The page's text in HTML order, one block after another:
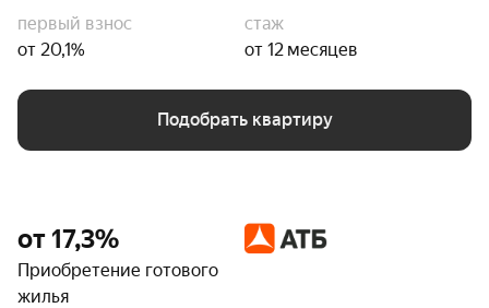
первый взнос
от 20,1%
стаж
от 12 месяцев
Подобрать квартиру
от 17,3%
Приобретение готового
жилья